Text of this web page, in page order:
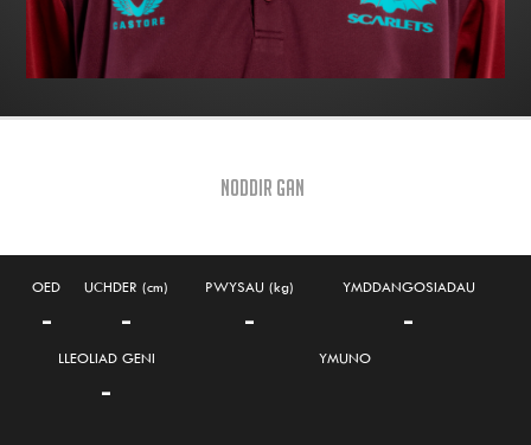
Noddir gan
OED UCHDER (cm) PWYSAU (kg) YMDDANGOSIADAU
- - - -
LLEOLIAD GENI YMUNO
-